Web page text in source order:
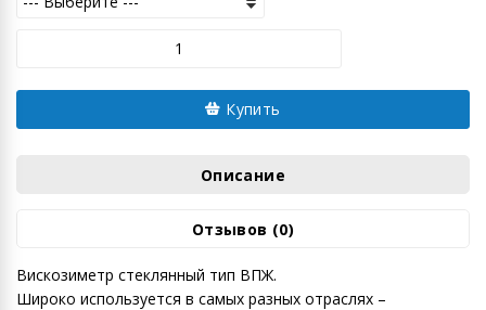
Купить
Описание
Отзывов (0)
Вискозиметр стеклянный тип ВПЖ.
Широко используется в самых разных отраслях –